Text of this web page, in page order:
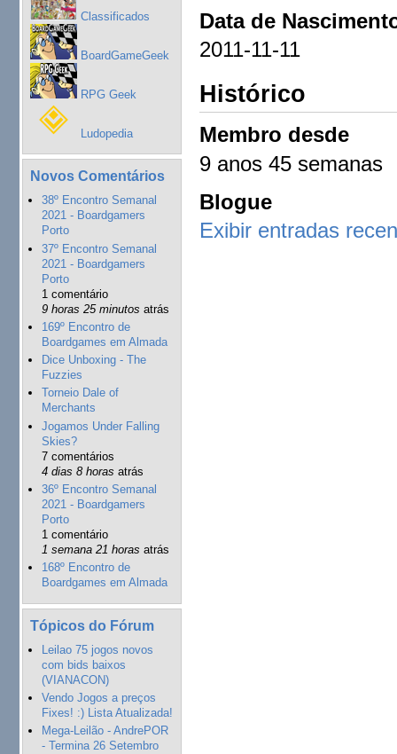
Classificados
BoardGameGeek
RPG Geek
Ludopedia
Novos Comentários
38º Encontro Semanal
2021 - Boardgamers
Porto
37º Encontro Semanal
2021 - Boardgamers
Porto
1 comentário
9 horas 25 minutos atrás
169º Encontro de
Boardgames em Almada
Dice Unboxing - The
Fuzzies
Torneio Dale of
Merchants
Jogamos Under Falling
Skies?
7 comentários
4 dias 8 horas atrás
36º Encontro Semanal
2021 - Boardgamers
Porto
1 comentário
1 semana 21 horas atrás
168º Encontro de
Boardgames em Almada
Tópicos do Fórum
Leilao 75 jogos novos
com bids baixos
(VIANACON)
Vendo Jogos a preços
Fixes! :) Lista Atualizada!
Mega-Leilão - AndrePOR
- Termina 26 Setembro
Data de
2011-11-11
Histórico
Membro desde
9 anos 45 semanas
Blogue
Exibir entradas